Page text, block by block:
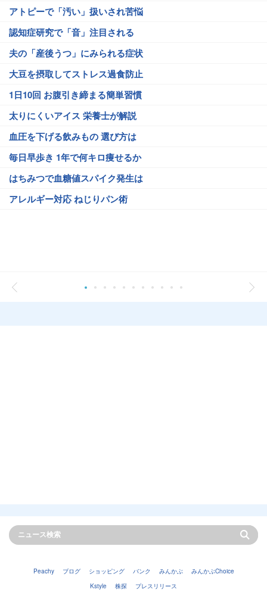
アトピーで「汚い」扱いされ苦悩
認知症研究で「音」注目される
夫の「産後うつ」にみられる症状
大豆を摂取してストレス過食防止
1日10回 お腹引き締まる簡単習慣
太りにくいアイス 栄養士が解説
血圧を下げる飲みもの 選び方は
毎日早歩き 1年で何キロ痩せるか
はちみつで血糖値スパイク発生は
アレルギー対応 ねじりパン術
Peachy ブログ ショッピング バンク みんかぶ
みんかぶChoice
Kstyle
株探 プレスリリース